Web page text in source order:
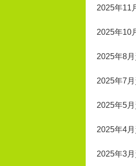
2025年11
2025年10
2025年8
2025年7
2025年5
2025年4
2025年3